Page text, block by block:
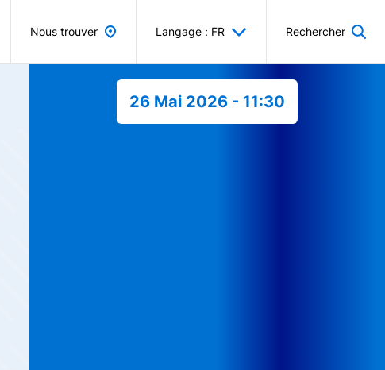
Nous trouver Langage : FR Rechercher
26 Mai 2026 - 11:30